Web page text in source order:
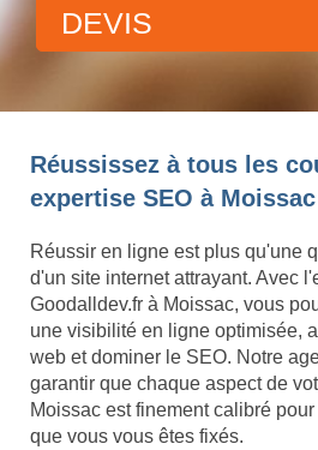
DEVIS
Réussissez à tous les
expertise SEO à
Réussir en ligne est plus qu'une
d'un site internet attrayant. Avec
Goodalldev.fr à Moissac, vous
une visibilité en ligne optimisée,
web et dominer le SEO. Notre
garantir que chaque aspect de
Moissac est finement calibré
que vous vous êtes fixés.